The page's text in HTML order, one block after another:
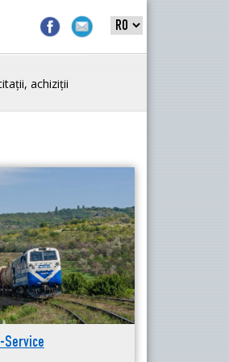
achiziții
Service